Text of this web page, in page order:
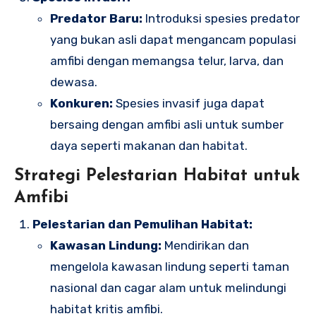
Predator Baru: Introduksi spesies predator
yang bukan asli dapat mengancam populasi
amfibi dengan memangsa telur, larva, dan
dewasa.
Konkuren: Spesies invasif juga dapat
bersaing dengan amfibi asli untuk sumber
daya seperti makanan dan habitat.
Strategi Pelestarian Habitat untuk
Amfibi
Pelestarian dan Pemulihan Habitat:
Kawasan Lindung: Mendirikan dan
mengelola kawasan lindung seperti taman
nasional dan cagar alam untuk melindungi
habitat kritis amfibi.